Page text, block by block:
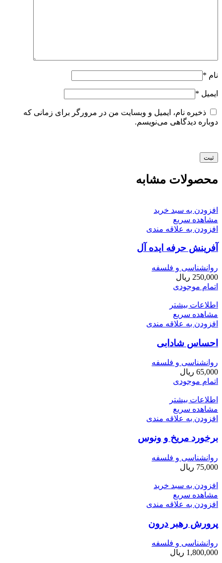
نام *
ایمیل *
ذخیره نام، ایمیل و وبسایت من در مرورگر برای زمانی که
دوباره دیدگاهی می‌نویسم.
محصولات مشابه
افزودن به سبد خرید
مشاهده سریع
افزودن به علاقه مندی
آفرینش حرفه ایده ­آل
روانشناسی و فلسفه
250,000 ریال
اتمام موجودی
اطلاعات بیشتر
مشاهده سریع
افزودن به علاقه مندی
احساس شادابی
روانشناسی و فلسفه
65,000 ریال
اتمام موجودی
اطلاعات بیشتر
مشاهده سریع
افزودن به علاقه مندی
برخورد مریخ و ونوس
روانشناسی و فلسفه
75,000 ریال
افزودن به سبد خرید
مشاهده سریع
افزودن به علاقه مندی
پرورش رهبر درون
روانشناسی و فلسفه
1,800,000 ریال